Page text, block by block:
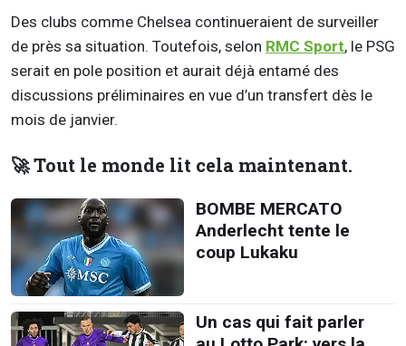
Des clubs comme Chelsea continueraient de surveiller
de près sa situation. Toutefois, selon RMC Sport, le PSG
serait en pole position et aurait déjà entamé des
discussions préliminaires en vue d’un transfert dès le
mois de janvier.
🚀 Tout le monde lit cela maintenant.
BOMBE MERCATO
Anderlecht tente le
coup Lukaku
Un cas qui fait parler